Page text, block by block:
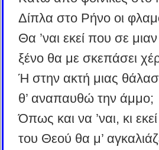
Δίπλα στο Ρήνο οι
Θα ’ναι εκεί που σε
ξένο θα με σκεπάσει
Ή στην ακτή μιας
θ’ αναπαυθώ την άμμο;
Όπως και να ’ναι, κι
του Θεού θα μ’